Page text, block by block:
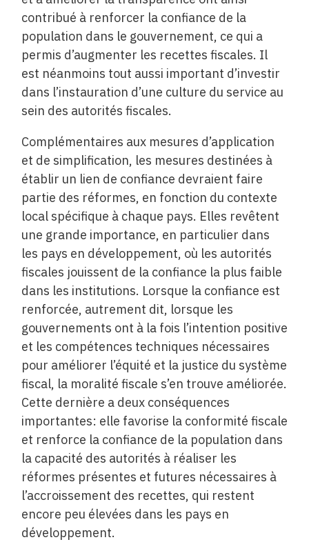
contribué à renforcer la confiance de la
population dans le gouvernement, ce qui a
permis d’augmenter les recettes fiscales. Il
est néanmoins tout aussi important d’investir
dans l’instauration d’une culture du service au
sein des autorités fiscales.
Complémentaires aux mesures d’application
et de simplification, les mesures destinées à
établir un lien de confiance devraient faire
partie des réformes, en fonction du contexte
local spécifique à chaque pays. Elles revêtent
une grande importance, en particulier dans
les pays en développement, où les autorités
fiscales jouissent de la confiance la plus faible
dans les institutions. Lorsque la confiance est
renforcée, autrement dit, lorsque les
gouvernements ont à la fois l’intention positive
et les compétences techniques nécessaires
pour améliorer l’équité et la justice du système
fiscal, la moralité fiscale s’en trouve améliorée.
Cette dernière a deux conséquences
importantes: elle favorise la conformité fiscale
et renforce la confiance de la population dans
la capacité des autorités à réaliser les
réformes présentes et futures nécessaires à
l’accroissement des recettes, qui restent
encore peu élevées dans les pays en
développement.